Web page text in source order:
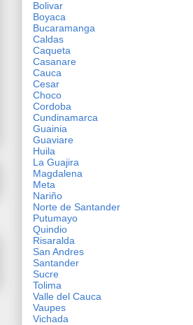
Bolivar
Boyaca
Bucaramanga
Caldas
Caqueta
Casanare
Cauca
Cesar
Choco
Cordoba
Cundinamarca
Guainia
Guaviare
Huila
La Guajira
Magdalena
Meta
Nariño
Norte de Santander
Putumayo
Quindio
Risaralda
San Andres
Santander
Sucre
Tolima
Valle del Cauca
Vaupes
Vichada